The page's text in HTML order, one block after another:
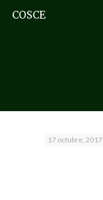
COSCE
17 octubre, 2017